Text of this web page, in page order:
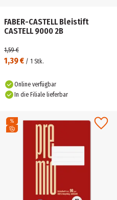
FABER-CASTELL Bleistift
CASTELL 9000 2B
1,39 € / 1 Stk.
1,59 €
Online verfügbar
In die Filiale lieferbar